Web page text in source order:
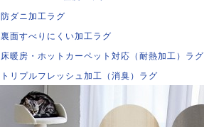
防ダニ加工ラグ
裏面すべりにくい加工ラグ
床暖房・ホットカーペット対応（耐熱加工）ラグ
トリプルフレッシュ加工（消臭）ラグ